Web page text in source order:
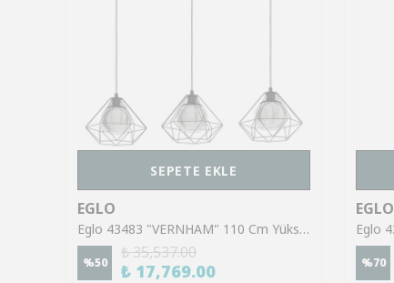
SEPETE EKLE
EGLO
Eglo 43483 "VERNHAM" 110 Cm Yüksekliğinde Çelik Siyah Sarkıt Avize
%50
₺ 35,537.00
₺ 17,769.00
EGLO
%70